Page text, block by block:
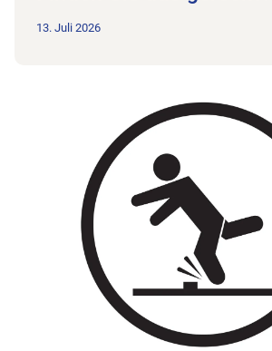
13. Juli 2026
Zum Beitrag Sturzprävention